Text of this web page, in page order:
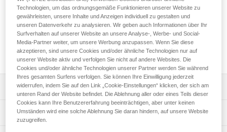
Mit dem RING2SIDE-Zubehör lässt sich eine seitliche
Halteösen aus Gurtband am FALCON- und FALCON
ASCENT-Gurt in eine Halteöse aus Metall umbauen. Die
große Öse und die intuitive Einhängrichtung erleichtern das
Einhängen. Bei Nichtgebrauch lässt es sich einklappen, um
Hängenbleiben zu verhindern.
Leistungsverzeichnis
Zubehör zum Umbauen einer seitlichen Halteöse aus
Gurtband in eine Halteöse aus Metall:
Technische Spezifikationen
Technologien, um das ordnungsgemäße Funktionieren unserer Website zu
gewährleisten, unsere Inhalte und Anzeigen individuell zu gestalten und
unseren Datenverkehr zu analysieren. Wir geben auch Informationen über Ihr
Surfverhalten auf unserer Website an unsere Analyse-, Werbe- und Social-
Media-Partner weiter, um unsere Werbung anzupassen. Wenn Sie diese
akzeptieren, sind unsere Cookies und/oder ähnliche Technologien nur auf
unserer Website aktiv und verfolgen Sie nicht auf andere Websites. Die
Cookies und/oder ähnliche Technologien unserer Partner werden Sie während
Ihres gesamten Surfens verfolgen. Sie können Ihre Einwilligung jederzeit
widerrufen, indem Sie auf den Link „Cookie-Einstellungen“ klicken, der sich am
unteren Rand der Website befindet. Die Ablehnung aller oder eines Teils dieser
Cookies kann Ihre Benutzererfahrung beeinträchtigen, aber unter keinen
Umständen wird eine solche Ablehnung Sie daran hindern, auf unsere Website
zuzugreifen.